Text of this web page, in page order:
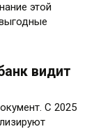
этой
видит
С 2025